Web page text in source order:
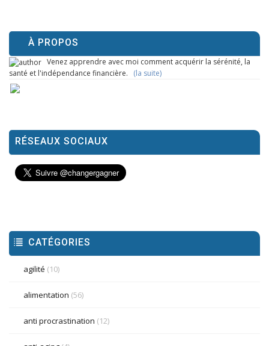
À PROPOS
Venez apprendre avec moi comment acquérir la sérénité, la
santé et l'indépendance financière. (la suite)
RÉSEAUX SOCIAUX
CATÉGORIES
agilité (10)
alimentation (56)
anti procrastination (12)